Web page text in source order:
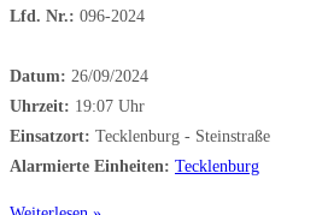
Lfd. Nr.: 096-2024
Datum: 26/09/2024
Uhrzeit: 19:07 Uhr
Einsatzort: Tecklenburg - Steinstraße
Alarmierte Einheiten: Tecklenburg